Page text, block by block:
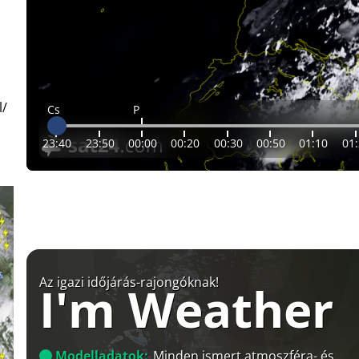
Cs P
23:40 23:50 00:00 00:20 00:30 00:50 01:10
Az igazi időjárás-rajongóknak!
I'm Weather
Modelladatok: Minden ismert atmoszféra- és